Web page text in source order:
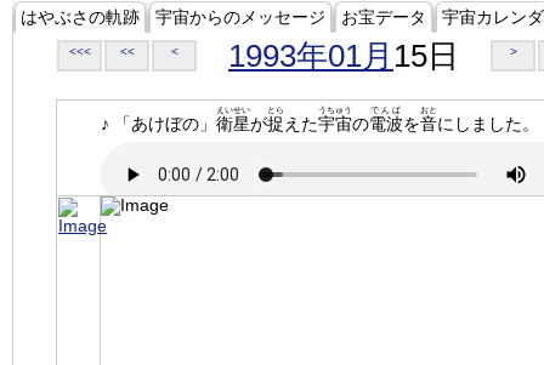
はやぶさの軌跡 宇宙からのメッセージ お宝データ 宇宙カレン
<<< << < 1993年01月 15日 >
♪ 「あけぼの」 衛星
えいせい
が捉
とら
えた宇宙
うちゅう
の電波
でんぱ
を音
おと
にしました。